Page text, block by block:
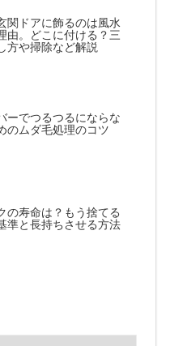
関ドアに飾るのは風水
由。どこに付ける？三
方や掃除など解説
ーでつるつるにならな
のムダ毛処理のコツ
の寿命は？もう捨てる
準と長持ちさせる方法